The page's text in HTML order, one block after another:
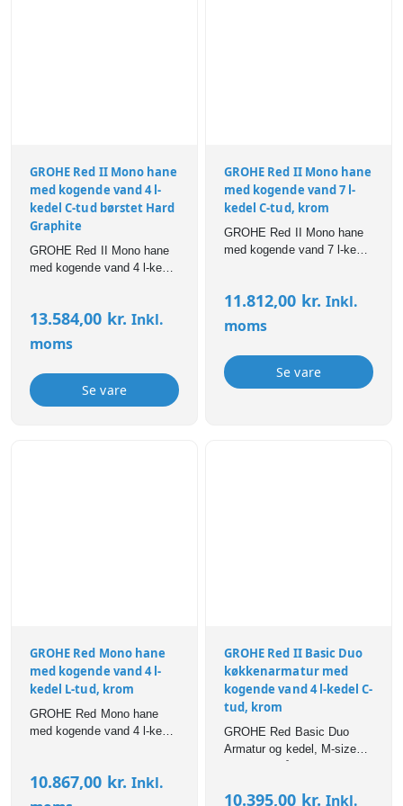
GROHE Red II Mono hane
med kogende vand 4 l-
kedel C-tud børstet Hard
Graphite
GROHE Red II Mono hane
med kogende vand 4 l-kedel
13.584,00 kr. Inkl.
moms
Se vare
GROHE Red II Mono hane
med kogende vand 7 l-
kedel C-tud, krom
GROHE Red II Mono hane
med kogende vand 7 l-kedel
11.812,00 kr. Inkl.
moms
Se vare
GROHE Red Mono hane
med kogende vand 4 l-
kedel L-tud, krom
GROHE Red Mono hane
med kogende vand 4 l-kedel
10.867,00 kr. Inkl.
GROHE Red II Basic Duo
køkkenarmatur med
kogende vand 4 l-kedel C-
tud, krom
GROHE Red Basic Duo
Armatur og kedel, M-size
køkkenbatteri inkl. GROHE
10.395,00 kr. Inkl.